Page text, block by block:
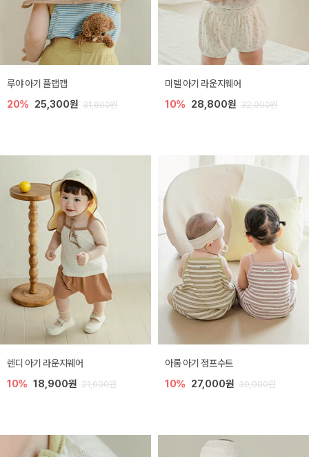
루야 아기 플랩캡
20% 25,300원 31,600원
미렐 아기 라운지웨어
10% 28,800원 32,000원
렌디 아기 라운지웨어
10% 18,900원 21,000원
아롬 아기 점프수트
10% 27,000원 30,000원